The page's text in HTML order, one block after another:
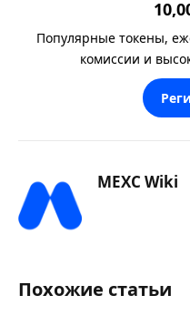
Популярные токены,
комиссии и
MEXC Wiki
Похожие статьи